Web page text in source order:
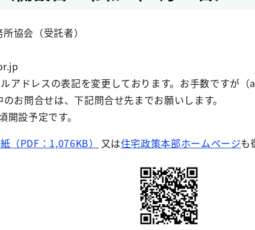
協会（受託者）
アドレスの表記を変更しております。お手数ですが（
お問合せは、下記問合せ先までお願いします。
設予定です。
（PDF：1,076KB） 又は住宅政策本部ホームページも